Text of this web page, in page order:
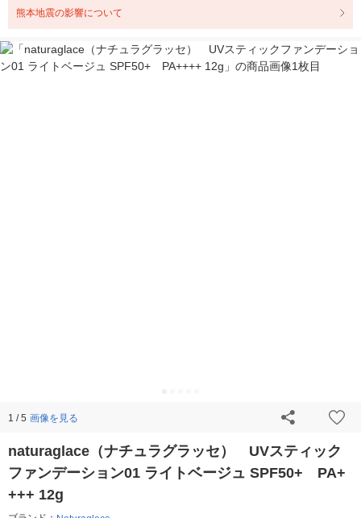
熊本地震の影響について
1 / 5 画像を見る
naturaglace（ナチュラグラッセ） UVスティック
ファンデーション01 ライトベージュ SPF50+ PA+
+++ 12g